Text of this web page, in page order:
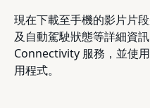
現在下載至手機的影片片
及自動駕駛狀態等詳細資
Connectivity 服務，並使
用程式。